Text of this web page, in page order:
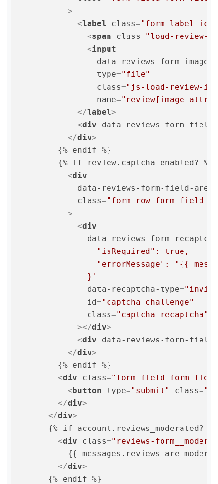
          >
<label class="form-label
<span class="load-review-
<input
data-reviews-form-image
type="file"
class="js-load-review-
name=
</label>
<div
data-reviews-form-
</div>
        {% endif %}
        {% if review.captcha_enabled? %}
<div
data-reviews-form-field-area
class="form-row form-field
          >
<div
data-reviews-form-recaptcha
                "isRequired": true,
"errorMessage": "{{
              }'
data-recaptcha-type=
id="captcha_challenge"
class="captcha-recaptcha"
            >
</div>
<div
data-reviews-form-
</div>
        {% endif %}
<div class="form-field form-
<button type="submit" class=
</div>
</div>
      {% if account.reviews_moderated? %}
<div class="reviews-
{{
</div>
      {% endif %}